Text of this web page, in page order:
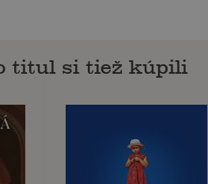
titul si tiež kúpili